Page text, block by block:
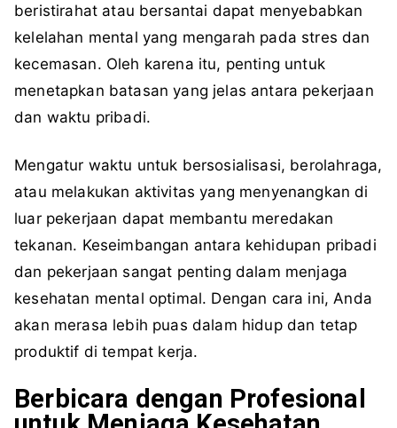
beristirahat atau bersantai dapat menyebabkan
kelelahan mental yang mengarah pada stres dan
kecemasan. Oleh karena itu, penting untuk
menetapkan batasan yang jelas antara pekerjaan
dan waktu pribadi.
Mengatur waktu untuk bersosialisasi, berolahraga,
atau melakukan aktivitas yang menyenangkan di
luar pekerjaan dapat membantu meredakan
tekanan. Keseimbangan antara kehidupan pribadi
dan pekerjaan sangat penting dalam menjaga
kesehatan mental optimal. Dengan cara ini, Anda
akan merasa lebih puas dalam hidup dan tetap
produktif di tempat kerja.
Berbicara dengan Profesional